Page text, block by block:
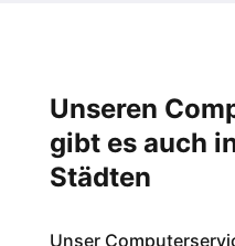
Unseren
gibt es auch
Städten
Unser